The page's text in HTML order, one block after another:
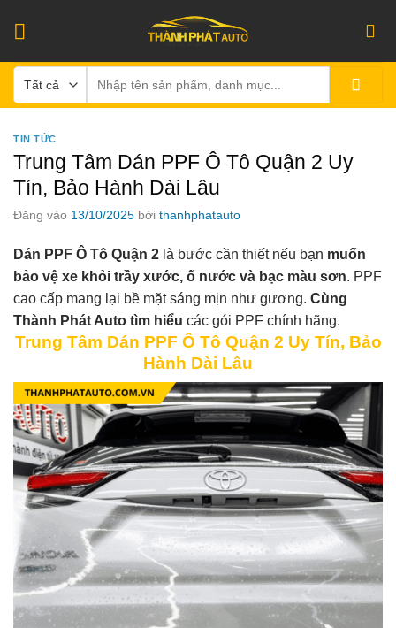
kiếm:
TIN TỨC
Trung Tâm Dán PPF Ô Tô Quận 2 Uy
Tín, Bảo Hành Dài Lâu
Đăng vào 13/10/2025 bởi thanhphatauto
Dán PPF Ô Tô Quận 2 là bước cần thiết nếu bạn muốn
bảo vệ xe khỏi trầy xước, ố nước và bạc màu sơn. PPF
cao cấp mang lại bề mặt sáng mịn như gương. Cùng
Thành Phát Auto tìm hiểu các gói PPF chính hãng.
Trung Tâm Dán PPF Ô Tô Quận 2 Uy Tín, Bảo
Hành Dài Lâu